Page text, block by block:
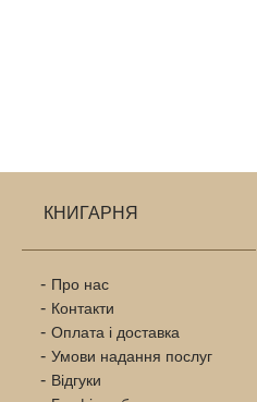
КНИГАРНЯ
Про нас
Контакти
Оплата і доставка
Умови надання послуг
Відгуки